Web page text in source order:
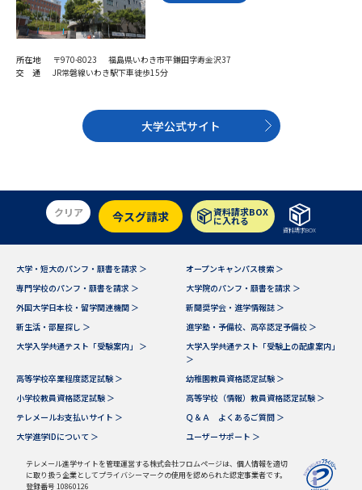
オープンキャンパス検索
来場型・Web型イベント特集 夢ナビライブ
受験準備 資料検索
志望校・出願校を調べる
受験スケジュールを立てよう
新生活お役立ちガイド
学問検索
所在地
〒970-8023 福島県いわき市平鎌田字寿金沢37
交 通
JR常磐線いわき駅下車徒歩15分
大学公式サイト
クリア 今スグ請求 資料請求BOX
に入れる
資料請求BOX
大学・短大のパンフ・願書を請求 ＞
オープンキャンパス検索 ＞
専門学校のパンフ・願書を請求 ＞
大学院のパンフ・願書を請求 ＞
外国大学日本校・留学関連機関 ＞
新聞奨学会・進学情報誌 ＞
新生活・部屋探し ＞
進学塾・予備校、高卒認定予備校 ＞
大学入学共通テスト「受験案内」 ＞
大学入学共通テスト「受験上の配慮案内」
＞
高等学校卒業程度認定試験 ＞
幼稚園教員資格認定試験 ＞
小学校教員資格認定試験 ＞
高等学校（情報）教員資格認定試験 ＞
テレメールお支払いサイト ＞
Ｑ＆Ａ よくあるご質問 ＞
大学進学IDについて ＞
ユーザーサポート ＞
テレメール進学サイトを管理運営する株式会社フロムページは、個人情報を適切
に取り扱う企業としてプライバシーマークの使用を認められた認定事業者です。
登録番号 10860126